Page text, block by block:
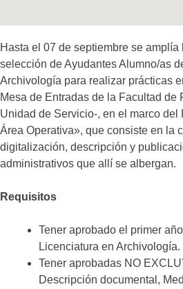
Hasta el 07 de septiembre se amplía
selección de Ayudantes Alumno/as
Archivología para realizar prácticas
Mesa de Entradas de la Facultad de
Unidad de Servicio-, en el marco del
Área Operativa», que consiste en la
digitalización, descripción y
administrativos que allí se albergan.
Requisitos
Tener aprobado el primer
Licenciatura en Archivología.
Tener aprobadas NO
Descripción documental,